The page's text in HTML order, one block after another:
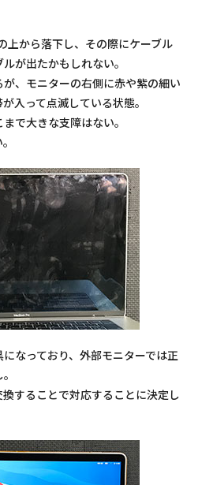
から落下し、その際にケーブル
が出たかもしれない。
、モニターの右側に赤や紫の細い
入って点滅している状態。
で大きな支障はない。
なっており、外部モニターでは正
換することで対応することに決定し